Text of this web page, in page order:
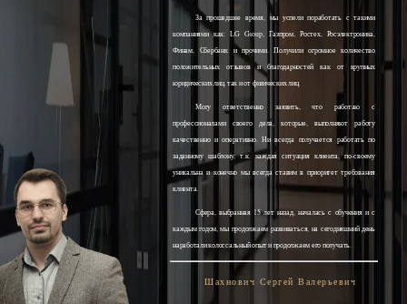
За прошедшее время, мы успели поработать с такими
компаниями как: LG Group, Газпром, Ростех, Росэлектроника,
Финам, Сбербанк и прочими. Получили огромное количество
положительных отзывов и благодарностей как от крупных
юридических лиц, так и от физических лиц.
Могу ответственно заявить, что работаю с
профессионалами своего дела, которые, выполняют работу
качественно и оперативно. Ни всегда получается работать по
заданному шаблону, т.к. каждая ситуация клиента, по-своему
уникальна и конечно мы всегда ставим в приоритет требования
клиента.
Сфера, выбранная 15 лет назад, началась с обучения и с
каждым годом, мы продолжаем развиваться, на сегодняшний день
наработали колоссальный опыт и продолжаем его получать.
Шахнович Сергей Валерьевич